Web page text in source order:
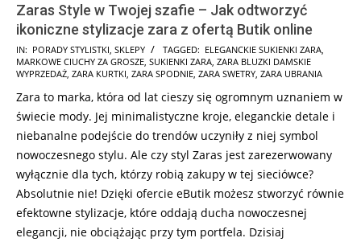
Zaras Style w Twojej szafie – Jak odtworzyć
ikoniczne stylizacje zara z ofertą Butik online
2026-
02-
IN: PORADY STYLISTKI SKLEPY TAGGED: ELEGANCKIE SUKIENKI ZARA
MARKOWE CIUCHY ZA GROSZE SUKIENKI ZARA ZARA BLUZKI DAMSKIE
WYPRZEDAŻ ZARA KURTKI ZARA SPODNIE ZARA SWETRY ZARA UBRANIA
Zara to marka, która od lat cieszy się ogromnym uznaniem w
świecie mody. Jej minimalistyczne kroje, eleganckie detale i
niebanalne podejście do trendów uczyniły z niej symbol
nowoczesnego stylu. Ale czy styl Zaras jest zarezerwowany
wyłącznie dla tych, którzy robią zakupy w tej sieciówce?
Absolutnie nie! Dzięki ofercie eButik możesz stworzyć równie
efektowne stylizacje, które oddają ducha nowoczesnej
elegancji, nie obciążając przy tym portfela. Dzisiaj